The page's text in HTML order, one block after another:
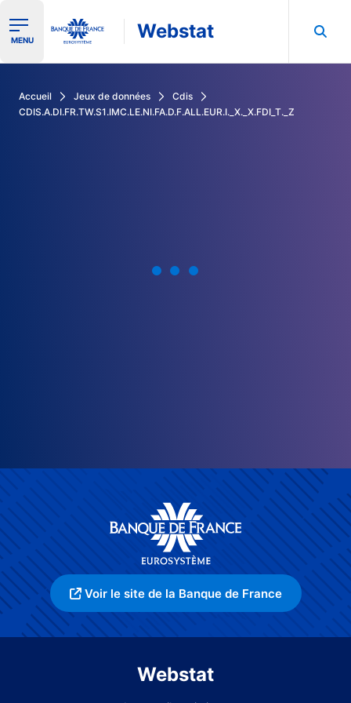
Ouvrir le menu de navigation
MENU Webstat
Accueil Jeux de données
Cdis
CDIS.A.DI.FR.TW.S1.IMC.LE.NI.FA.D.F.ALL.EUR.I._X._X.FDI_T._Z
Voir le site de la Banque de France
Webstat